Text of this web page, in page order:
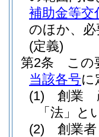
補助金等交
のほか、
(定義)
第2条
この
当該各号に
(1)
創業
「法」と
(2)
創業